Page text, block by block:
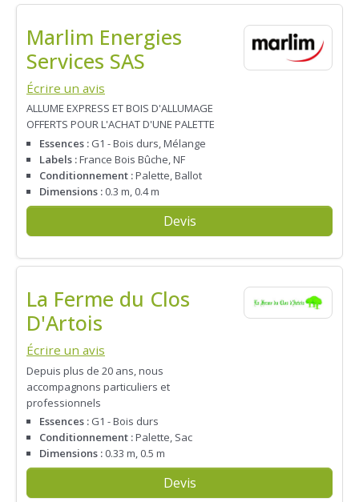
Marlim Energies
Services SAS
Écrire un avis
ALLUME EXPRESS ET BOIS D'ALLUMAGE
OFFERTS POUR L'ACHAT D'UNE PALETTE
Essences : G1 - Bois durs, Mélange
Labels :France Bois Bûche, NF
Conditionnement :Palette, Ballot
Dimensions : 0.3 m, 0.4 m
Devis
La Ferme du Clos
D'Artois
Écrire un avis
Depuis plus de 20 ans, nous
accompagnons particuliers et
professionnels
Essences : G1 - Bois durs
Conditionnement :Palette, Sac
Dimensions : 0.33 m, 0.5 m
Devis